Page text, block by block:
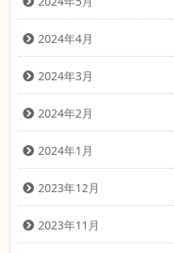
2024年4月
2024年3月
2024年2月
2024年1月
2023年12月
2023年11月